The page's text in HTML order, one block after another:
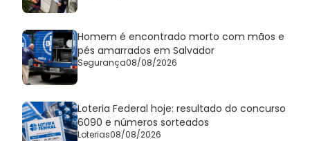
Homem é encontrado morto com mãos e
pés amarrados em Salvador
Segurança08/08/2026
Loteria Federal hoje: resultado do concurso
6090 e números sorteados
Loterias08/08/2026